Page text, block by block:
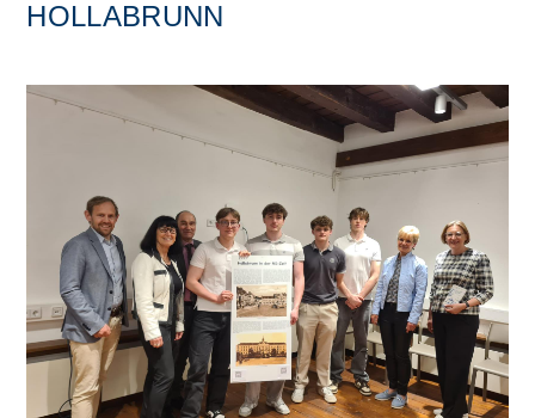
HOLLABRUNN